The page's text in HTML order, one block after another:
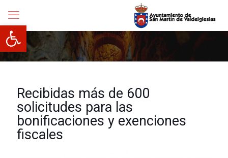
Abrir barra de herramientas
Recibidas más de 600
solicitudes para las
bonificaciones y exenciones
fiscales